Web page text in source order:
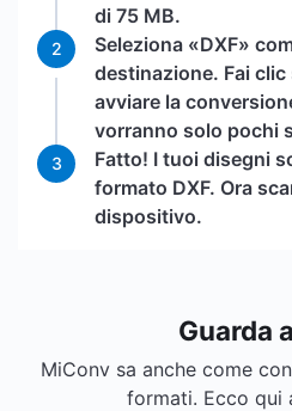
di 75 MB.
2
Seleziona «DXF»
destinazione. Fai
avviare la
vorranno solo pochi
3
Fatto! I tuoi disegni
formato DXF. Ora
dispositivo.
Guarda
MiConv sa anche come
formati. Ecco qui